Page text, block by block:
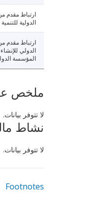
ارتباط مقدم
الدولية للتنمية
ارتباط مقدم
الدولي
المؤسسة
ملخص عن
لا تتوفر بيانات.
نشاط مالي
لا تتوفر بيانات.
Footnotes